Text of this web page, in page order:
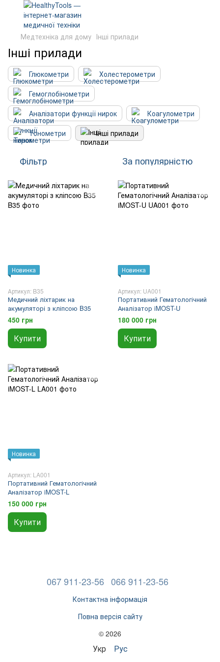
Медтехніка для дому Інші прилади
Інші прилади
Глюкометри
Холестерометри
Гемоглобінометри
Аналізатори функції нирок
Коагулометри
Тонометри
Інші прилади
Фільтр За популярністю
Новинка
Артикул: B35
Медичний ліхтарик на
акумуляторі з кліпсою B35
450 грн
Купити
Новинка
Артикул: UA001
Портативний Гематологічний
Аналізатор iMOST-U
180 000 грн
Купити
Новинка
Артикул: LA001
Портативний Гематологічний
Аналізатор iMOST-L
150 000 грн
Купити
067 911-23-56 066 911-23-56
Контактна інформація
Повна версія сайту
© 2026
Укр Рус